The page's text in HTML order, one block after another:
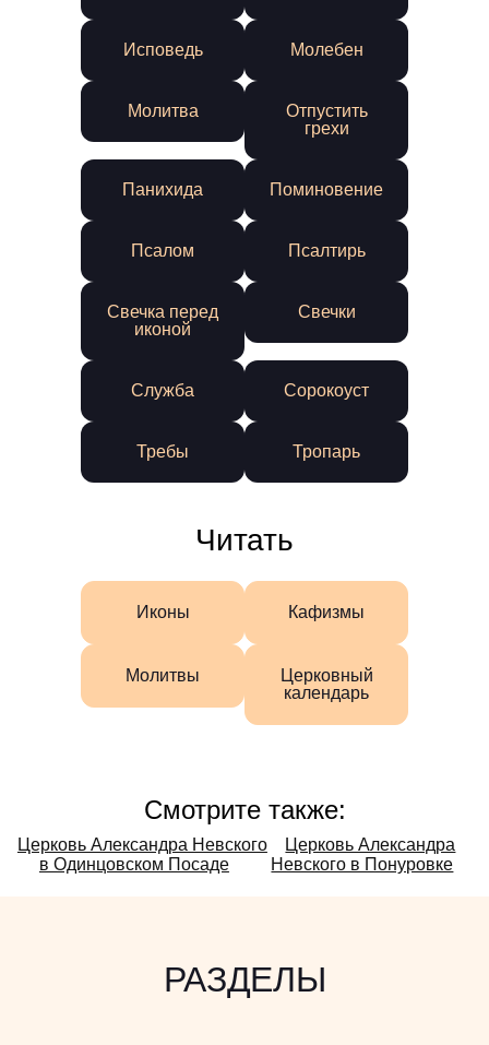
Исповедь Молебен
Молитва
Отпустить
грехи
Панихида Поминовение
Псалом Псалтирь
Свечка перед
иконой
Свечки
Служба Сорокоуст
Требы Тропарь
Читать
Иконы Кафизмы
Молитвы
Церковный
календарь
Смотрите также:
Смотрите
также:
Церковь Александра Невского
в Одинцовском Посаде
Церковь Александра
Невского в Понуровке
РАЗДЕЛЫ